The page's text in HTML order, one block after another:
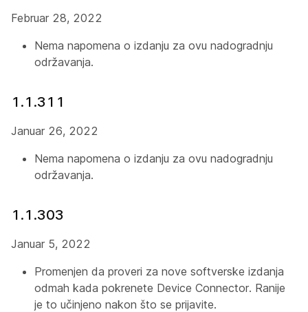
Februar 28, 2022
Nema napomena o izdanju za ovu nadogradnju
održavanja.
1.1.311
Januar 26, 2022
Nema napomena o izdanju za ovu nadogradnju
održavanja.
1.1.303
Januar 5, 2022
Promenjen da proveri za nove softverske izdanja
odmah kada pokrenete Device Connector. Ranije
je to učinjeno nakon što se prijavite.